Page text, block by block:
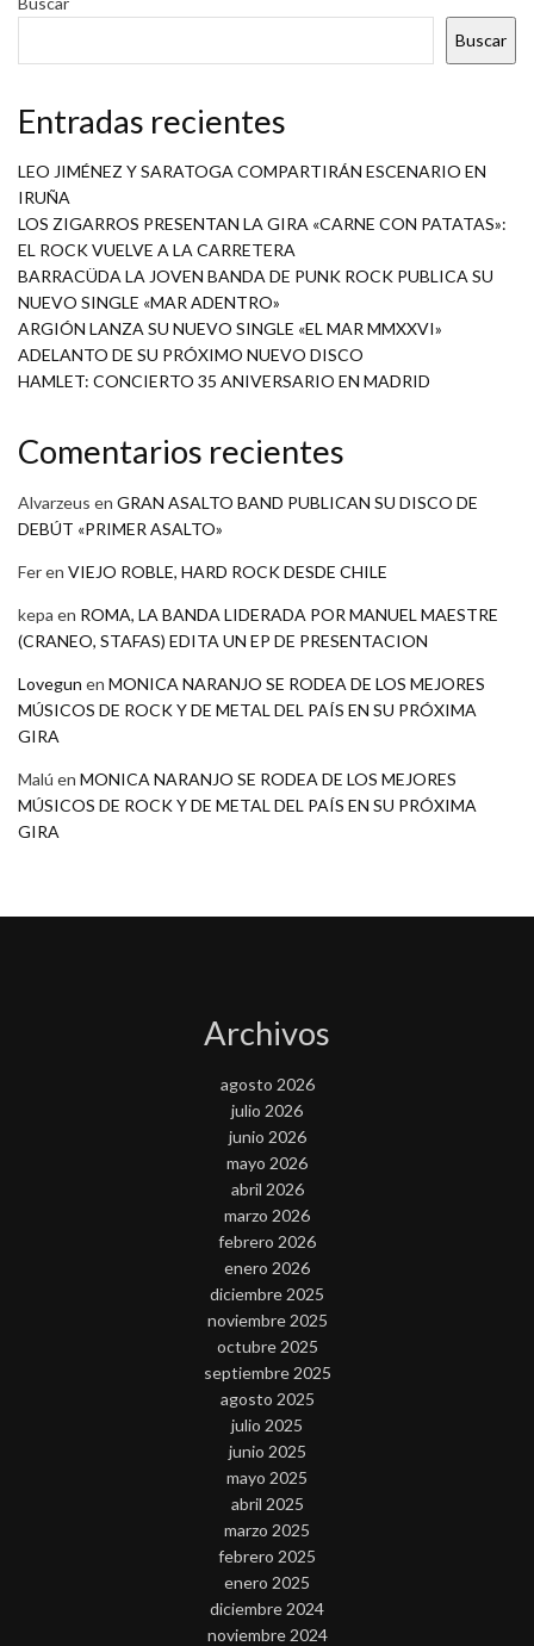
Buscar
Entradas recientes
LEO JIMÉNEZ Y SARATOGA COMPARTIRÁN ESCENARIO EN
IRUÑA
LOS ZIGARROS PRESENTAN LA GIRA «CARNE CON PATATAS»:
EL ROCK VUELVE A LA CARRETERA
BARRACÜDA LA JOVEN BANDA DE PUNK ROCK PUBLICA SU
NUEVO SINGLE «MAR ADENTRO»
ARGIÓN LANZA SU NUEVO SINGLE «EL MAR MMXXVI»
ADELANTO DE SU PRÓXIMO NUEVO DISCO
HAMLET: CONCIERTO 35 ANIVERSARIO EN MADRID
Comentarios recientes
Alvarzeus en GRAN ASALTO BAND PUBLICAN SU DISCO DE
DEBÚT «PRIMER ASALTO»
Feren VIEJO ROBLE, HARD ROCK DESDE CHILE
kepa en ROMA, LA BANDA LIDERADA POR MANUEL MAESTRE
(CRANEO, STAFAS) EDITA UN EP DE PRESENTACION
Lovegun en MONICA NARANJO SE RODEA DE LOS MEJORES
MÚSICOS DE ROCK Y DE METAL DEL PAÍS EN SU PRÓXIMA
GIRA
Malú en MONICA NARANJO SE RODEA DE LOS MEJORES
MÚSICOS DE ROCK Y DE METAL DEL PAÍS EN SU PRÓXIMA
GIRA
Archivos
agosto 2026
julio 2026
junio 2026
mayo 2026
abril 2026
marzo 2026
febrero 2026
enero 2026
diciembre 2025
noviembre 2025
octubre 2025
septiembre 2025
agosto 2025
julio 2025
junio 2025
mayo 2025
abril 2025
marzo 2025
febrero 2025
enero 2025
diciembre 2024
noviembre 2024